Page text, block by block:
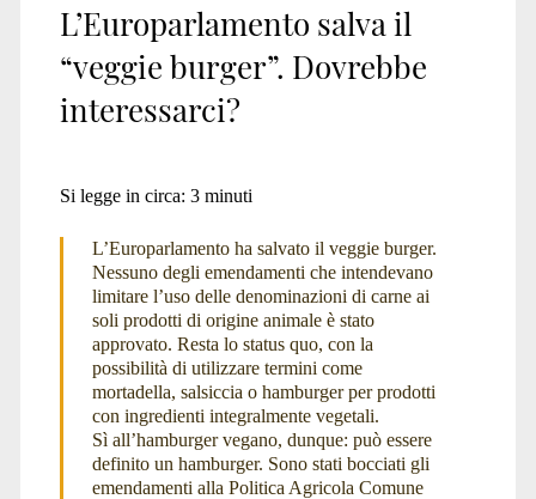
L’Europarlamento salva il
“veggie burger”. Dovrebbe
interessarci?
Si legge in circa: 3 minuti
L’Europarlamento ha salvato il veggie burger.
Nessuno degli emendamenti che intendevano
limitare l’uso delle denominazioni di carne ai
soli prodotti di origine animale è stato
approvato. Resta lo status quo, con la
possibilità di utilizzare termini come
mortadella, salsiccia o hamburger per prodotti
con ingredienti integralmente vegetali.
Sì all’hamburger vegano, dunque: può essere
definito un hamburger. Sono stati bocciati gli
emendamenti alla Politica Agricola Comune